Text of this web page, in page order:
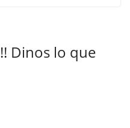
Dinos lo que